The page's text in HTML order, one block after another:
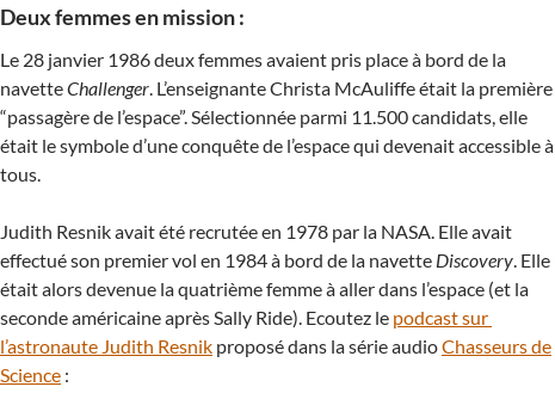
Deux femmes en mission :
Le 28 janvier 1986 deux femmes avaient pris place à bord de la
navetteChallenger. L’enseignante Christa McAuliffe était la première
“passagère de l’espace”. Sélectionnée parmi 11.500 candidats, elle
était le symbole d’une conquête de l’espace qui devenait accessible à
tous.
Judith Resnik avait été recrutée en 1978 par la NASA. Elle avait
effectué son premier vol en 1984 à bord de la navette Discovery. Elle
était alors devenue la quatrième femme à aller dans l’espace (et la
seconde américaine après Sally Ride). Ecoutez le podcast sur
l’astronaute Judith Resnik proposé dans la série audioChasseurs de
Science :